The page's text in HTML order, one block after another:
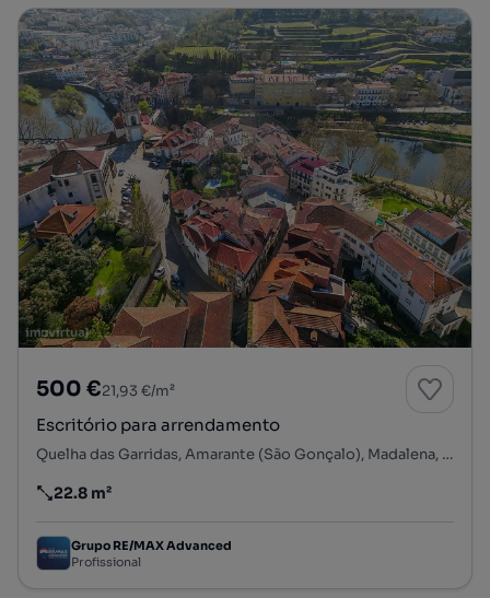
500 €21,93 €/m²
Escritório para arrendamento
Quelha das Garridas, Amarante (São Gonçalo), Madalena, Cepelos e Gatão, Amarante, Porto
Preço por metro quadrado
22.8 m²
Grupo RE/MAX Advanced
Profissional